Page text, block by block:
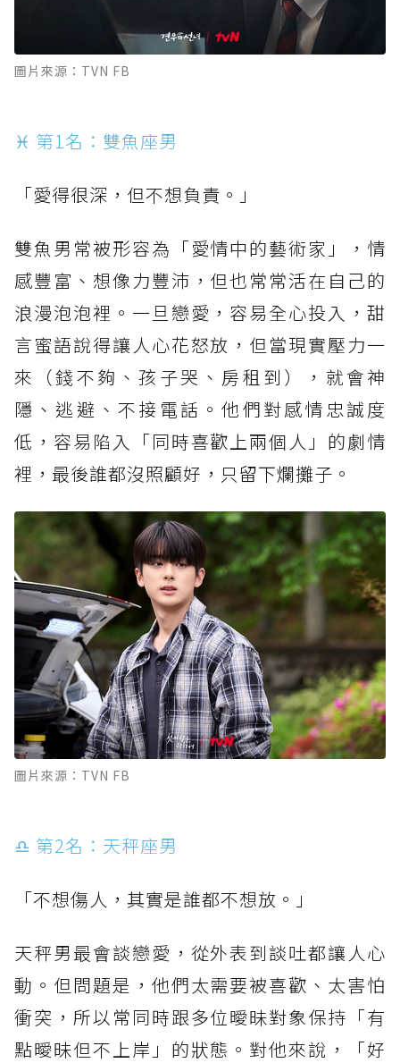
圖片來源：TVN FB
♓ 第1名：雙魚座男
「愛得很深，但不想負責。」
雙魚男常被形容為「愛情中的藝術家」，情
感豐富、想像力豐沛，但也常常活在自己的
浪漫泡泡裡。一旦戀愛，容易全心投入，甜
言蜜語說得讓人心花怒放，但當現實壓力一
來（錢不夠、孩子哭、房租到），就會神
隱、逃避、不接電話。他們對感情忠誠度
低，容易陷入「同時喜歡上兩個人」的劇情
裡，最後誰都沒照顧好，只留下爛攤子。
圖片來源：TVN FB
♎ 第2名：天秤座男
「不想傷人，其實是誰都不想放。」
天秤男最會談戀愛，從外表到談吐都讓人心
動。但問題是，他們太需要被喜歡、太害怕
衝突，所以常同時跟多位曖昧對象保持「有
點曖昧但不上岸」的狀態。對他來說，「好